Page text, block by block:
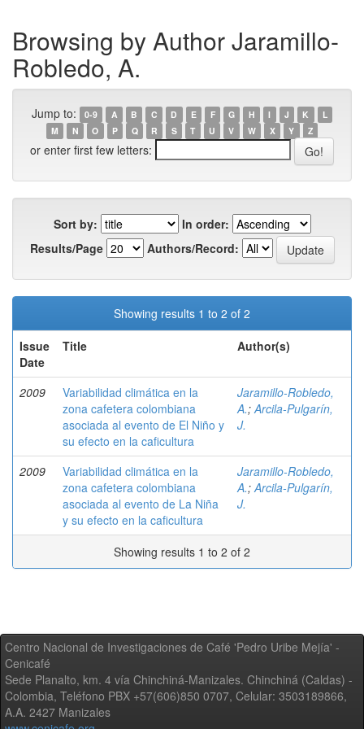
Browsing by Author Jaramillo-
Robledo, A.
Jump to: 0-9 A B C D E F G H I J K
L
M
N O P Q R S T U V W X Y Z
or enter first few letters:
Sort by:
In order:
Results/Page
Authors/Record:
Showing results 1 to 2 of 2
Issue
Date
Title Author(s)
2009
Variabilidad climática en la
zona cafetera colombiana
asociada al evento de El Niño y
su efecto en la caficultura
Jaramillo-Robledo,
A.;Arcila-Pulgarín,
J.
2009
Variabilidad climática en la
zona cafetera colombiana
asociada al evento de La Niña
y su efecto en la caficultura
Jaramillo-Robledo,
A.;Arcila-Pulgarín,
J.
Showing results 1 to 2 of 2
Centro Nacional de Investigaciones de Café 'Pedro Uribe Mejía' -
Cenicafé
Sede Planalto, km. 4 vía Chinchiná-Manizales. Chinchiná (Caldas) -
Colombia, Teléfono PBX +57(606)850 0707, Celular: 3503189866,
A.A. 2427 Manizales